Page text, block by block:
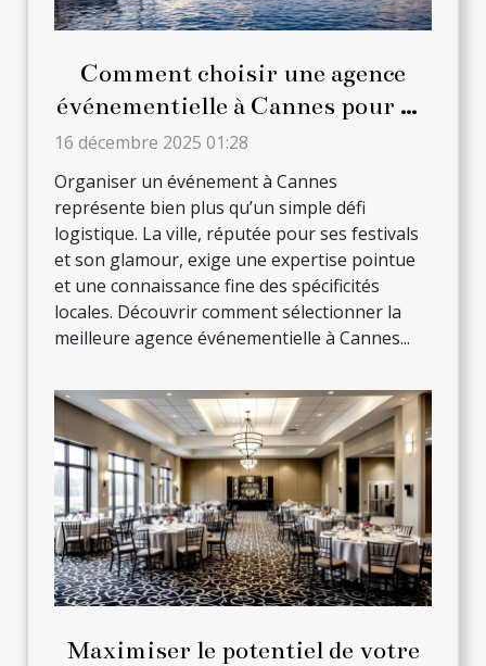
Comment choisir une agence
événementielle à Cannes pour un
événement mémorable ?
16 décembre 2025 01:28
Organiser un événement à Cannes
représente bien plus qu’un simple défi
logistique. La ville, réputée pour ses festivals
et son glamour, exige une expertise pointue
et une connaissance fine des spécificités
locales. Découvrir comment sélectionner la
meilleure agence événementielle à Cannes...
Maximiser le potentiel de votre